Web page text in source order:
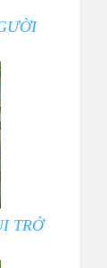
TRỞ